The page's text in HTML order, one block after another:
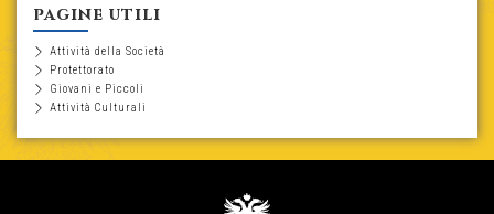
pagine utili
Attività della Società
Protettorato
Giovani e Piccoli
Attività Culturali